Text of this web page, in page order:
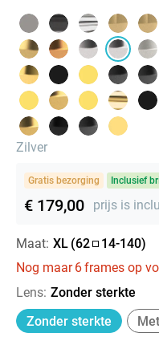
Zilver
Gratis bezorging Inclusief
€ 179,00 prijs is
Maat: XL (62 14-140)
Nog maar 6frames op
Lens: Zonder sterkte
Zonder sterkte